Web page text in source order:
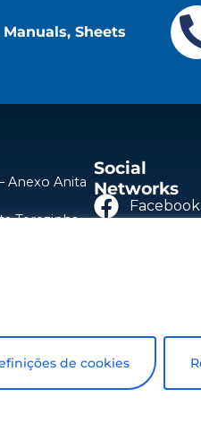
de cookies
Sheets
Anexo Anita
Terezinha
019 5050
Social
Networks
Facebook
Instagram
change without prior